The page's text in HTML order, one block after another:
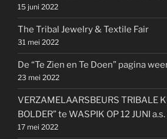
15 juni 2022
The Tribal Jewelry & Textile Fair
31 mei 2022
De “Te Zien en Te Doen” pagina
23 mei 2022
VERZAMELAARSBEURS TRIBALE
BOLDER” te WASPIK OP 12 JUNI
17 mei 2022